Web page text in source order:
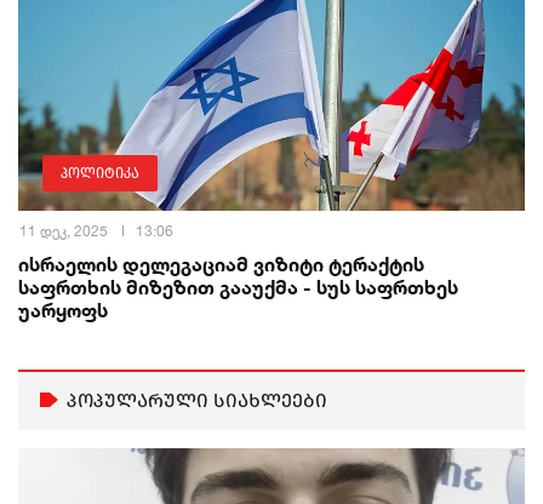
პოლიტიკა
11 დეკ, 2025 13:06
ისრაელის დელეგაციამ ვიზიტი ტერაქტის
საფრთხის მიზეზით გააუქმა - სუს საფრთხეს
უარყოფს
პოპულარული სიახლეები